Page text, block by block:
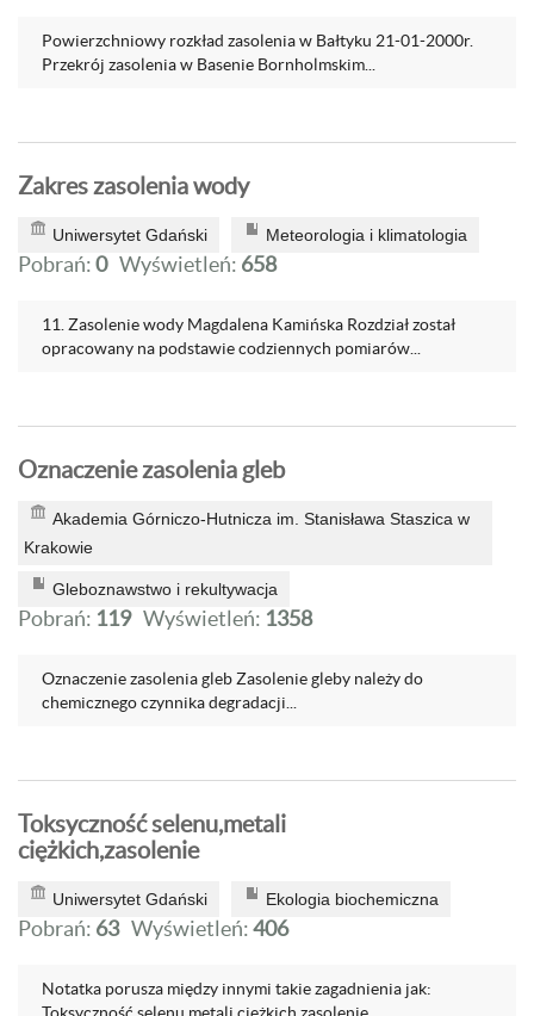
Powierzchniowy rozkład zasolenia w Bałtyku 21-01-2000r.
Przekrój zasolenia w Basenie Bornholmskim...
Zakres zasolenia wody
Uniwersytet Gdański Meteorologia i klimatologia
Pobrań:0 Wyświetleń: 658
11. Zasolenie wody Magdalena Kamińska Rozdział został
opracowany na podstawie codziennych pomiarów...
Oznaczenie zasolenia gleb
Akademia Górniczo-Hutnicza im. Stanisława Staszica w
Krakowie
Gleboznawstwo i rekultywacja
Pobrań: 119 Wyświetleń: 1358
Oznaczenie zasolenia gleb Zasolenie gleby należy do
chemicznego czynnika degradacji...
Toksyczność selenu,metali
ciężkich,zasolenie
Uniwersytet Gdański Ekologia biochemiczna
Pobrań: 63 Wyświetleń:406
Notatka porusza między innymi takie zagadnienia jak: